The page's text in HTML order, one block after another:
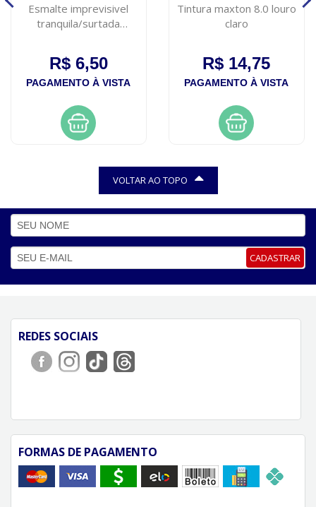
Esmalte imprevisivel
tranquila/surtada
R$ 6,50
PAGAMENTO À VISTA
Tintura maxton 8.0 louro
claro
R$ 14,75
PAGAMENTO À VISTA
VOLTAR AO TOPO
CADASTRAR
REDES SOCIAIS
FORMAS DE PAGAMENTO